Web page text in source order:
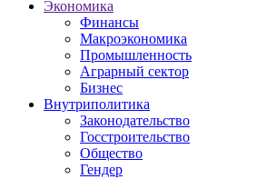
Экономика
Финансы
Макроэкономика
Промышленность
Аграрный сектор
Бизнес
Внутриполитика
Законодательство
Госстроительство
Общество
Гендер